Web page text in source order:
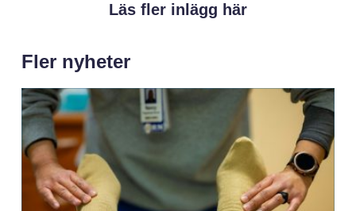
Läs fler inlägg här
Fler nyheter